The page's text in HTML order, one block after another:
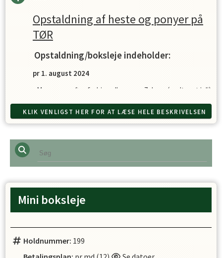
Opstaldning af heste og ponyer på
TØR
Opstaldning/boksleje indeholder:
pr 1. august 2024
- Morgen og aftenfodring alle ugens 7 dage. (undtaget juli)
- Opstalder kan vælge imellem halm eller halmpiller.
Bestyrelsen/personalet forbeholder sig ret til at påtale
evt. over- eller underforbrug. Opstaldere sørger for at
stråfoder står klar inden fodring.
og indluk af egen hest. Vi hjælper gerne hinanden.
- Gødningsprøve/ormekur 2 x årligt.
foderkonsulent. Ønsker man at fodre med eget foder
eller give tilskud, kan dette stilles/hænges ved boksen og
KLIK VENLIGST HER FOR AT LÆSE HELE BESKRIVELSEN
Mini boksleje
Holdnummer: 199